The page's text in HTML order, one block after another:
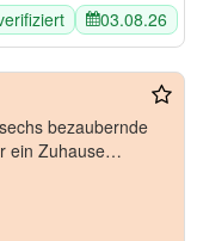
03.08.26
bezaubernde
ein Zuhause